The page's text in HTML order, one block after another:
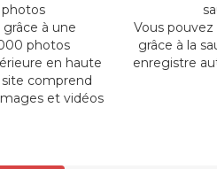
à une
photos
en haute
comprend
et vidéos
Vous
grâce à la
enregistre